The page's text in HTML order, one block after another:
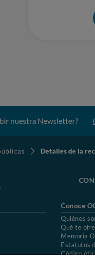
nuestra Newsletter?
Detalles de la
Conoce
Quiénes
Qué te
Memoria
Estatutos
Código